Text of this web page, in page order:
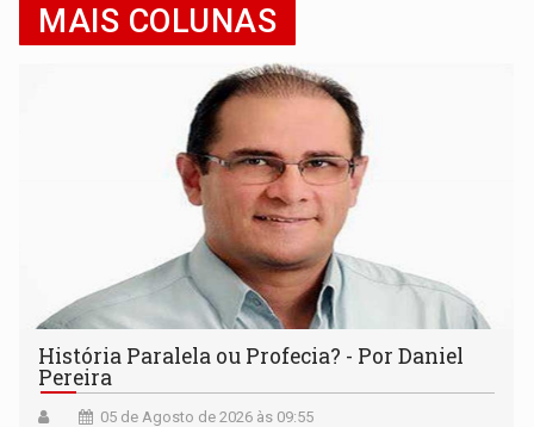
MAIS COLUNAS
História Paralela ou Profecia? - Por Daniel
Pereira
05 de Agosto de 2026 às 09:55